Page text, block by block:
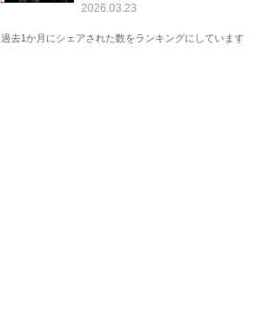
2026.03.23
過去1か月にシェアされた数をランキングにしています